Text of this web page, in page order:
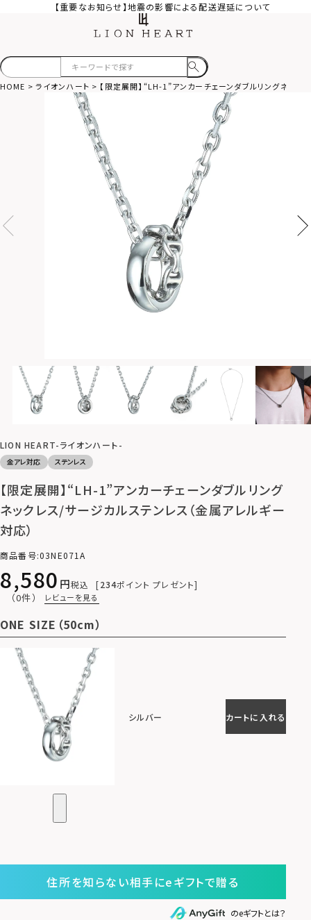
【重要なお知らせ】地震の影響による配送遅延について
HOME ライオンハート 【限定展開】“LH-1”アンカーチェーンダブルリングネック
LION HEART-ライオンハート-
金アレ対応 ステンレス
【限定展開】“LH-1”アンカーチェーンダブルリング
ネックレス/サージカルステンレス（金属アレルギー
対応）
商品番号 03NE071A
8,580 税込 234ポイント プレゼント
（0件） レビューを見る
ONE SIZE（50cm）
シルバー カートに入れる
住所を知らない相手にeギフトで贈る
のeギフトとは？